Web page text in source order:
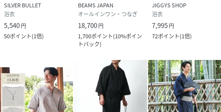
SILVER BULLET
浴衣
5,540円
50ポイント(1倍)
BEAMS JAPAN
オールインワン・つなぎ
18,700円
1,700ポイント(10%ポイン
トバック)
JIGGYS SHOP
浴衣
7,995円
72ポイント(1倍)